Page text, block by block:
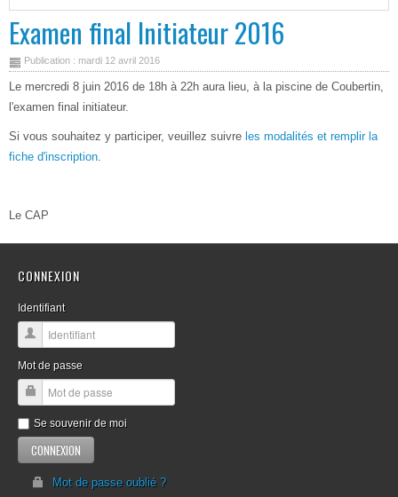
Examen final Initiateur 2016
Publication : mardi 12 avril 2016
Le mercredi 8 juin 2016 de 18h à 22h aura lieu, à la piscine de Coubertin,
l'examen final initiateur.
Si vous souhaitez y participer, veuillez suivre les modalités et remplir la
fiche d'inscription.
Le CAP
CONNEXION
Identifiant
Mot de passe
Se souvenir de moi
Mot de passe oublié ?